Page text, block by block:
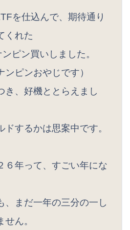
を仕込んで、期待通り
くれた
ピン買いしました。
ンピンおやじです）
き、好機ととらえまし
ドするかは思案中です。
６年って、すごい年にな
、まだ一年の三分の一し
ん。